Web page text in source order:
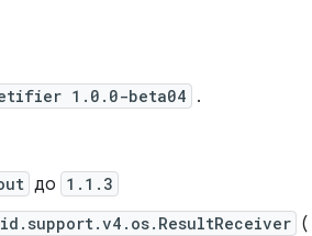
1.0.0-beta04 .
до 1.1.3
(